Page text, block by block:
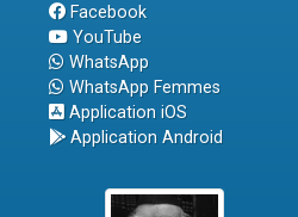
Facebook
YouTube
WhatsApp
WhatsApp Femmes
Application iOS
Application Android